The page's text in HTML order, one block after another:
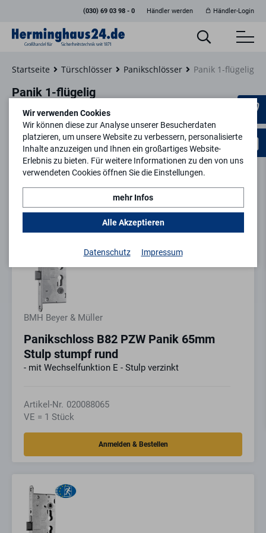
(030) 69 03 98 - 0 Händler werden Händler-Login
Startseite Türschlösser Panikschlösser Panik 1-flügelig
Panik 1-flügelig
Filtern
2 3 4
BMH Beyer & Müller
Panikschloss B82 PZW Panik 65mm
Stulp stumpf rund
- mit Wechselfunktion E - Stulp verzinkt
Artikel-Nr. 020088065
VE = 1 Stück
Wir verwenden Cookies
Wir können diese zur Analyse unserer Besucherdaten
platzieren, um unsere Website zu verbessern, personalisierte
Inhalte anzuzeigen und Ihnen ein großartiges Website-
Erlebnis zu bieten. Für weitere Informationen zu den von uns
verwendeten Cookies öffnen Sie die Einstellungen.
mehr Infos
Alle Akzeptieren
Datenschutz Impressum